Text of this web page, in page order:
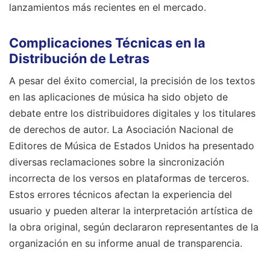
lanzamientos más recientes en el mercado.
Complicaciones Técnicas en la
Distribución de Letras
A pesar del éxito comercial, la precisión de los textos
en las aplicaciones de música ha sido objeto de
debate entre los distribuidores digitales y los titulares
de derechos de autor. La Asociación Nacional de
Editores de Música de Estados Unidos ha presentado
diversas reclamaciones sobre la sincronización
incorrecta de los versos en plataformas de terceros.
Estos errores técnicos afectan la experiencia del
usuario y pueden alterar la interpretación artística de
la obra original, según declararon representantes de la
organización en su informe anual de transparencia.